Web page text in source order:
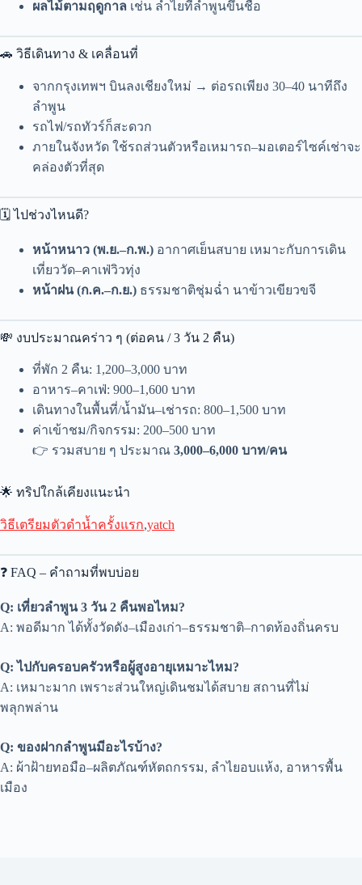
ผลไม้ตามฤดูกาล เช่น ลำไยที่ลำพูนขึ้นชื่อ
🚗 วิธีเดินทาง & เคลื่อนที่
จากกรุงเทพฯ บินลงเชียงใหม่ → ต่อรถเพียง 30–40 นาทีถึง
ลำพูน
รถไฟ/รถทัวร์ก็สะดวก
ภายในจังหวัด ใช้รถส่วนตัวหรือเหมารถ–มอเตอร์ไซค์เช่าจะ
คล่องตัวที่สุด
🗓 ไปช่วงไหนดี?
หน้าหนาว (พ.ย.–ก.พ.) อากาศเย็นสบาย เหมาะกับการเดิน
เที่ยววัด–คาเฟ่วิวทุ่ง
หน้าฝน (ก.ค.–ก.ย.) ธรรมชาติชุ่มฉ่ำ นาข้าวเขียวขจี
💸 งบประมาณคร่าว ๆ (ต่อคน / 3 วัน 2 คืน)
ที่พัก 2 คืน: 1,200–3,000 บาท
อาหาร–คาเฟ่: 900–1,600 บาท
เดินทางในพื้นที่/น้ำมัน–เช่ารถ: 800–1,500 บาท
ค่าเข้าชม/กิจกรรม: 200–500 บาท
👉 รวมสบาย ๆ ประมาณ 3,000–6,000 บาท/คน
🌟 ทริปใกล้เคียงแนะนำ
วิธีเตรียมตัวดำน้ำครั้งแรก,yatch
❓ FAQ – คำถามที่พบบ่อย
Q: เที่ยวลำพูน 3 วัน 2 คืนพอไหม?
A: พอดีมาก ได้ทั้งวัดดัง–เมืองเก่า–ธรรมชาติ–กาดท้องถิ่นครบ
Q: ไปกับครอบครัวหรือผู้สูงอายุเหมาะไหม?
A: เหมาะมาก เพราะส่วนใหญ่เดินชมได้สบาย สถานที่ไม่
พลุกพล่าน
Q: ของฝากลำพูนมีอะไรบ้าง?
A: ผ้าฝ้ายทอมือ–ผลิตภัณฑ์หัตถกรรม, ลำไยอบแห้ง, อาหารพื้น
เมือง